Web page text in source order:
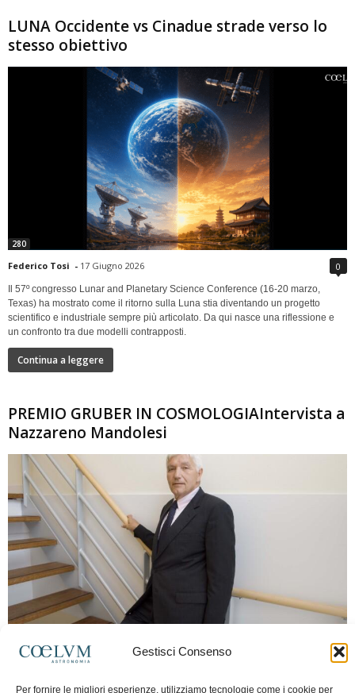
Gestisci Consenso
Per fornire le migliori esperienze, utilizziamo tecnologie come i cookie per
LUNA Occidente vs Cinadue strade verso lo
stesso obiettivo
280
Federico Tosi - 17 Giugno 2026 0
Il 57º congresso Lunar and Planetary Science Conference (16-20 marzo,
Texas) ha mostrato come il ritorno sulla Luna stia diventando un progetto
scientifico e industriale sempre più articolato. Da qui nasce una riflessione e
un confronto tra due modelli contrapposti.
Continua a leggere
PREMIO GRUBER IN COSMOLOGIAIntervista a
Nazzareno Mandolesi
Frida Paolella - 16 Giugno 2026 0
spaziale europea e della missione Planck. Il dialogo ripercorre i principali